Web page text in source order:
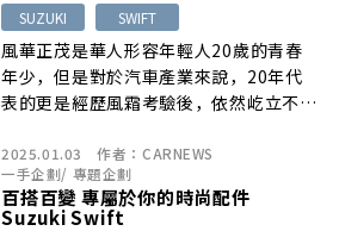
SUZUKI SWIFT
風華正茂是華人形容年輕人20歲的青春
年少，但是對於汽車產業來說，20年代
表的更是經歷風霜考驗後，依然屹立不搖
2025.01.03 作者： CARNEWS
一手企劃/ 專題企劃
百搭百變 專屬於你的時尚配件
Suzuki Swift